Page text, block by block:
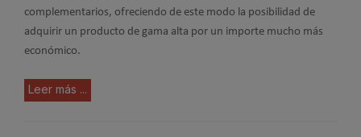
complementarios, ofreciendo de este modo la posibilidad de
adquirir un producto de gama alta por un importe mucho más
económico.
Leer más ...